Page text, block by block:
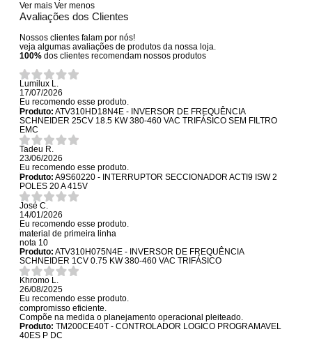
Ver mais Ver menos
Avaliações dos Clientes
Nossos clientes falam por nós!
veja algumas avaliações de produtos da nossa loja.
100% dos clientes recomendam nossos produtos
Lumilux L.
17/07/2026
Eu recomendo esse produto.
Produto: ATV310HD18N4E - INVERSOR DE FREQUÊNCIA
SCHNEIDER 25CV 18.5 KW 380-460 VAC TRIFÁSICO SEM FILTRO
EMC
Tadeu R.
23/06/2026
Eu recomendo esse produto.
Produto: A9S60220 - INTERRUPTOR SECCIONADOR ACTI9 ISW 2
POLES 20 A 415V
José C.
14/01/2026
Eu recomendo esse produto.
material de primeira linha
nota 10
Produto: ATV310H075N4E - INVERSOR DE FREQUÊNCIA
SCHNEIDER 1CV 0.75 KW 380-460 VAC TRIFÁSICO
Khromo L.
26/08/2025
Eu recomendo esse produto.
compromisso eficiente.
Compõe na medida o planejamento operacional pleiteado.
Produto: TM200CE40T - CONTROLADOR LOGICO PROGRAMAVEL
40ES P DC